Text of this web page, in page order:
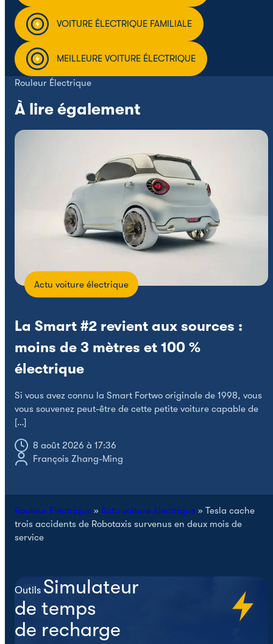
Rouleur Electrique » Actu voiture électrique » Tesla cache
trois accidents de Robotaxis survenus en deux mois de
service
VOITURE ÉLECTRIQUE FAMILIALE
MEILLEURE VOITURE ÉLECTRIQUE
Rouleur Électrique
À lire également
Actu voiture électrique
La Smart #2 revient aux sources :
moins de 3 mètres et 100 %
électrique
Si vous avez connu la Smart Fortwo originale de 1998, vous
vous souvenez peut-être de cette petite voiture capable de
[…]
8 août 2026 à 17:36
François Zhang-Ming
Outils Simulateur
de temps
de recharge